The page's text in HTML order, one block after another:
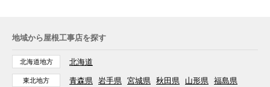
地域から屋根工事店を探す
北海道地方 北海道
東北地方 青森県 岩手県 宮城県 秋田県 山形県 福島県